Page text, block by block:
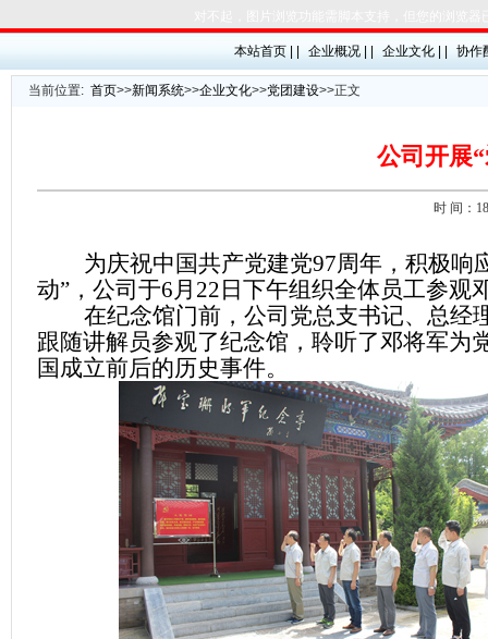
本站首页 | | 企业概况 | | 企业文化 | | 协作
当前位置: 首页>>新闻系统>>企业文化>>党团建设>>正文
公司开展
时 间：
为庆祝中国共产党建党97周年，积极响
动”，公司于6月 22 日下午组织全体员工参观
在纪念馆门前，公司党总支书记、总经
跟随讲解员参观了纪念馆，聆听了邓将军为
国成立前后的历史事件。